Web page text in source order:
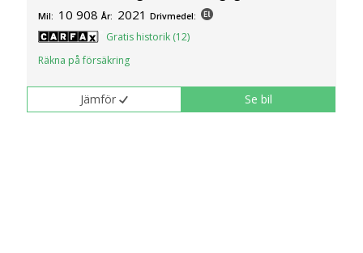
Mil: 10 908 År: 2021 Drivmedel:
Gratis historik (12)
Räkna på försäkring
Jämför Se bil